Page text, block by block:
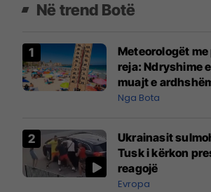
Në trend Botë
Meteorologët
reja: Ndryshime
muajt e
pazakontë
Nga Bota
Ukrainasit
Tusk i kërkon
reagojë
Evropa